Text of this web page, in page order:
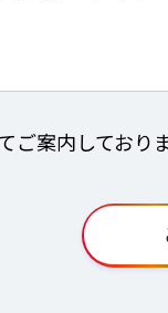
ご案内しており